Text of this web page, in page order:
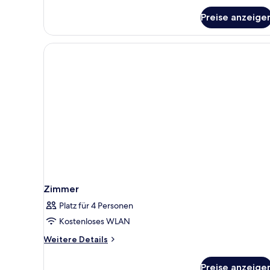
Preise
Zimmer
Platz für 4 Personen
Kostenloses WLAN
Weitere Details
Weitere
Preise